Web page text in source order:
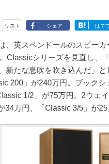
リスト シェア はて
、英スペンドールのスピー
Classicシリーズを見直し、
新たな息吹を吹き込んだ」
200」が240万円。ブックシ
1/2」が75万円。2ウェ
34万円、「Classic 3/5」が25